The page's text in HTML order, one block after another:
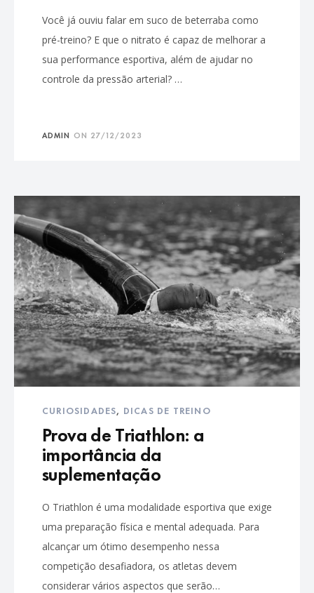
Você já ouviu falar em suco de beterraba como
pré-treino? E que o nitrato é capaz de melhorar a
sua performance esportiva, além de ajudar no
controle da pressão arterial? …
ADMIN ON 27/12/2023
CURIOSIDADES, DICAS DE TREINO
Prova de Triathlon: a
importância da
suplementação
O Triathlon é uma modalidade esportiva que exige
uma preparação física e mental adequada. Para
alcançar um ótimo desempenho nessa
competição desafiadora, os atletas devem
considerar vários aspectos que serão…